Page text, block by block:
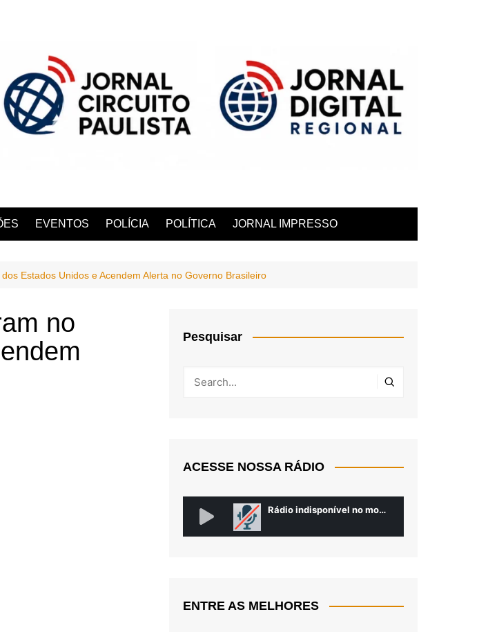
EVENTOS POLÍCIA POLÍTICA JORNAL IMPRESSO
Estados Unidos e Acendem Alerta no Governo Brasileiro
no
Pesquisar
ACESSE NOSSA RÁDIO
ENTRE AS MELHORES